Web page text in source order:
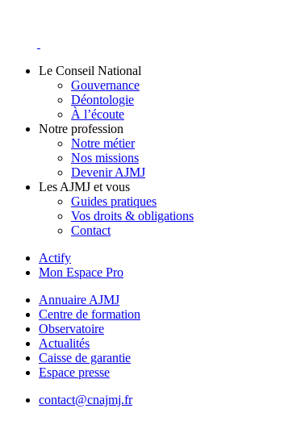
Le Conseil National
Gouvernance
Déontologie
À l’écoute
Notre profession
Notre métier
Nos missions
Devenir AJMJ
Les AJMJ et vous
Guides pratiques
Vos droits & obligations
Contact
Actify
Mon Espace Pro
Annuaire AJMJ
Centre de formation
Observatoire
Actualités
Caisse de garantie
Espace presse
contact@cnajmj.fr